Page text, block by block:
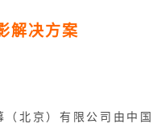
解决方案
北京）有限公司由中国